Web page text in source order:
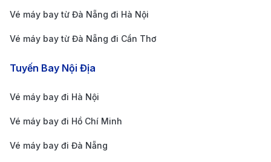
kiếm vé.
Chú ý đến hành lý
: Nếu bạn bay với các hãng
hành lý ký gửi và hành lý xách tay để tránh các
Madrid
Vé máy bay từ Đà Nẵng đi Hà Nội
Vé máy bay từ Đà Nẵng đi Cần Thơ
Tuyến Bay Nội Địa
Vé máy bay đi Hà Nội
Vé máy bay đi Hồ Chí Minh
Vé máy bay đi Đà Nẵng